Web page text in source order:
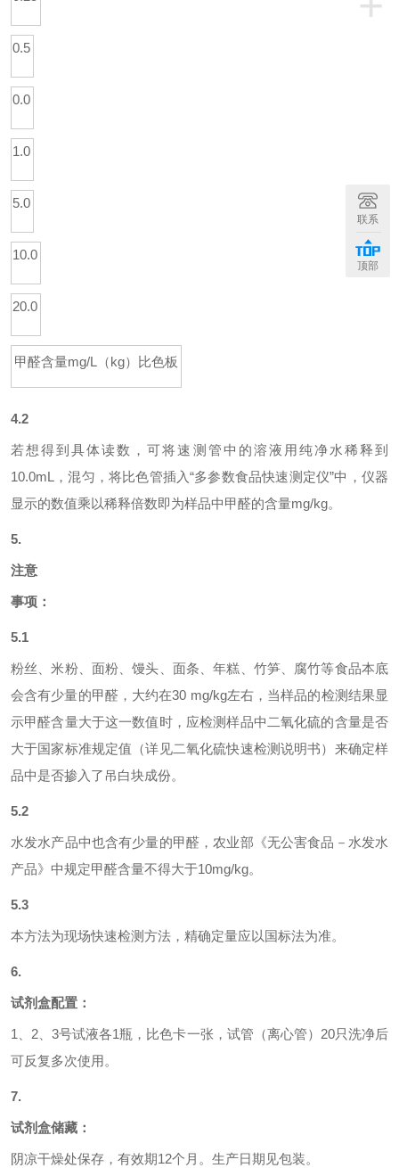
0.5
0.0
1.0
5.0
10.0
20.0
甲醛含量mg/L（kg） 比色板
4.2
若想得到具体读数，可将速测管中的溶液用纯净水稀释到
10.0mL，混匀，将比色管插入“多参数食品快速测定仪”中，仪器
显示的数值乘以稀释倍数即为样品中甲醛的含量mg/kg。
5.
注意
事项：
5.1
粉丝、米粉、面粉、馒头、面条、年糕、竹笋、腐竹等食品本底
会含有少量的甲醛，大约在30 mg/kg左右，当样品的检测结果显
示甲醛含量大于这一数值时，应检测样品中二氧化硫的含量是否
大于国家标准规定值（详见二氧化硫快速检测说明书）来确定样
品中是否掺入了吊白块成份。
5.2
水发水产品中也含有少量的甲醛，农业部《无公害食品－水发水
产品》中规定甲醛含量不得大于10mg/kg。
5.3
本方法为现场快速检测方法，精确定量应以国标法为准。
6.
试剂盒配置：
1
、2、3号试液各1瓶，比色卡一张，试管（离心管）20只洗净后
可反复多次使用。
7.
试剂盒储藏：
阴凉干燥处保存，有效期12个月。生产日期见包装。
联系
顶部